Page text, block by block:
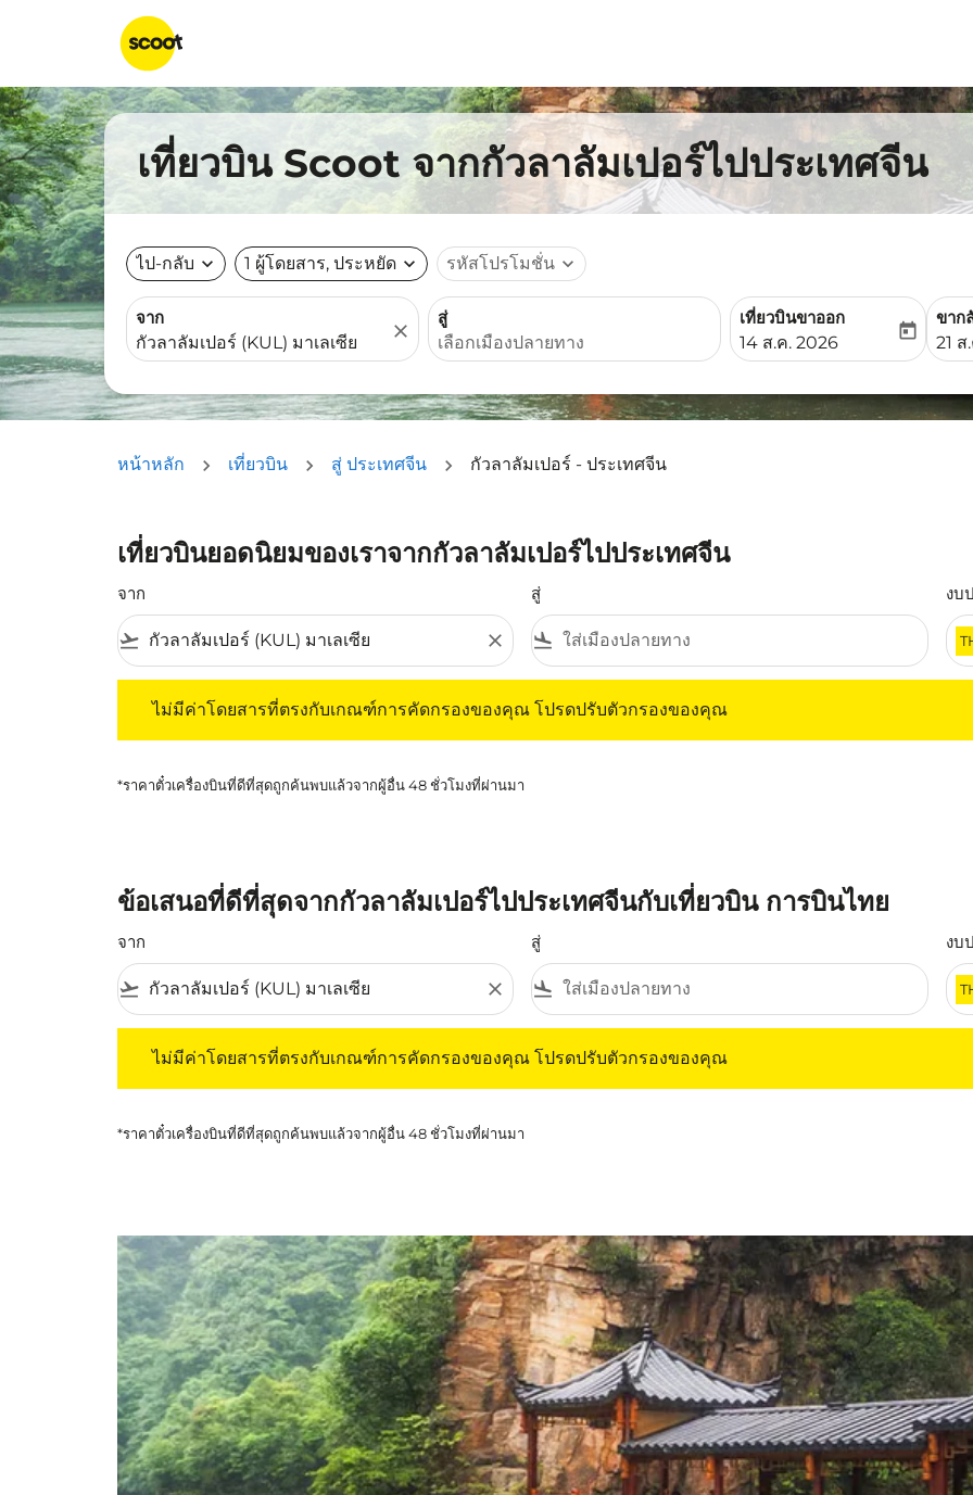
เที่ยวบิน Scoot จากกัวลาลัมเปอร์ไปประเทศจีน
ไป-กลับ expand_more 1 ผู้โดยสาร, ประหยัด expand_more รหัสโปรโมชั่น expand_more
จาก
close
สู่
เที่ยวบินขาออก
fc-booking-departure-
14 ส.ค. 2026
today
ขาก
fc-
21
หน้าหลัก เที่ยวบิน สู่ ประเทศจีน กัวลาลัมเปอร์ - ประเทศจีน
เที่ยวบินยอดนิยมของเราจากกัวลาลัมเปอร์ไปประเทศจีน
จาก
flight_takeoff close
สู่
flight_land
งบ
ไม่มีค่าโดยสารที่ตรงกับเกณฑ์การคัดกรองของคุณ โปรดปรับตัวกรองของคุณ
*ราคาตั๋วเครื่องบินที่ดีที่สุดถูกค้นพบแล้วจากผู้อื่น 48 ชั่วโมงที่ผ่านมา
ข้อเสนอที่ดีที่สุดจากกัวลาลัมเปอร์ไปประเทศจีนกับเที่ยวบิน การบินไทย
จาก
flight_takeoff close
สู่
flight_land
งบ
ไม่มีค่าโดยสารที่ตรงกับเกณฑ์การคัดกรองของคุณ โปรดปรับตัวกรองของคุณ
*ราคาตั๋วเครื่องบินที่ดีที่สุดถูกค้นพบแล้วจากผู้อื่น 48 ชั่วโมงที่ผ่านมา